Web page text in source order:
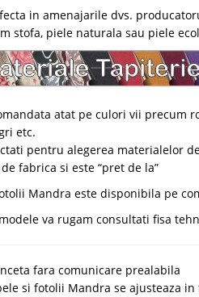
in amenajarile dvs.
stofa, piele naturala sau piele
atat pe culori vii precum
etc.
pentru alegerea materialelor
fabrica si este “pret de la”
Mandra este disponibila pe
va rugam consultati fisa
fara comunicare prealabila
si fotolii Mandra se ajusteaza